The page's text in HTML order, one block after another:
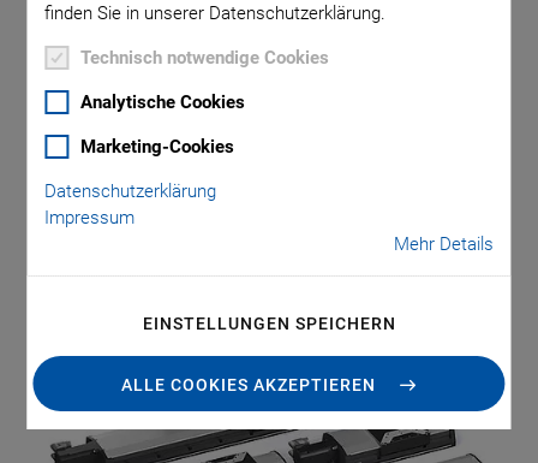
finden Sie in unserer Datenschutzerklärung.
Technisch notwendige Cookies
Analytische Cookies
Marketing-Cookies
Datenschutzerklärung
Impressum
Mehr Details
EINSTELLUNGEN SPEICHERN
ALLE COOKIES AKZEPTIEREN
Laserbearbeitung, Elektronikfertigung, optische Inspektion,
aber auch viele andere Automatisierungslösungen
verlangen nach dynamischen, präzisen und gleichzeitig
langlebigen Positioniersystemen, die sich auch möglichst
einfach in die Maschinen integrieren lassen. Physik
Instrumente (PI) hat deshalb das Produktportfolio für
industrielle Positionierlösungen um die Lineartische L-412
und L-417 erweitert.